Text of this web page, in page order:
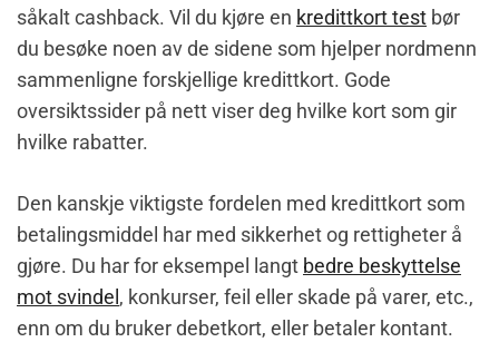
såkalt cashback. Vil du kjøre en kredittkort test bør
du besøke noen av de sidene som hjelper nordmenn
sammenligne forskjellige kredittkort. Gode
oversiktssider på nett viser deg hvilke kort som gir
hvilke rabatter.
Den kanskje viktigste fordelen med kredittkort som
betalingsmiddel har med sikkerhet og rettigheter å
gjøre. Du har for eksempel langt bedre beskyttelse
mot svindel , konkurser, feil eller skade på varer, etc.,
enn om du bruker debetkort, eller betaler kontant.